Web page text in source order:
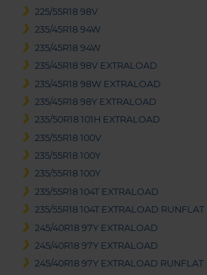
225/55R18 98V
235/45R18 94W
235/45R18 94W
235/45R18 98V EXTRALOAD
235/45R18 98W EXTRALOAD
235/45R18 98Y EXTRALOAD
235/50R18 101H EXTRALOAD
235/55R18 100V
235/55R18 100Y
235/55R18 100Y
235/55R18 104T EXTRALOAD
235/55R18 104T EXTRALOAD RUNFLAT
245/40R18 97Y EXTRALOAD
245/40R18 97Y EXTRALOAD
245/40R18 97Y EXTRALOAD RUNFLAT